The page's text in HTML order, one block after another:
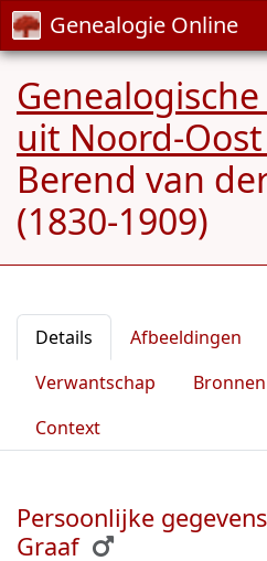
Genealogie Online
uit Noord-
Berend van
(1830-1909)
Details Afbeeldingen
Verwantschap
Bronnen
Context
Persoonlijke
Graaf